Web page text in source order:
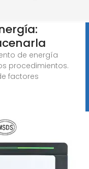
de energía
procedimientos.
factores